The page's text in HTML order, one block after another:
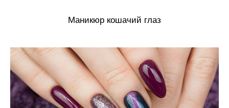
Маникюр кошачий глаз